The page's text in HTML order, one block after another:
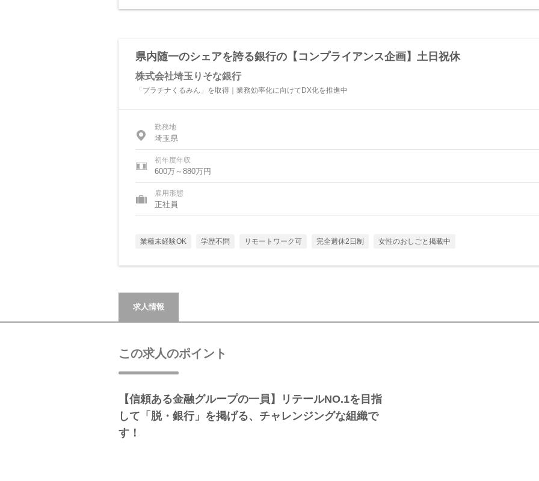
県内随一のシェアを誇る銀行の【コンプライアンス企画】土日祝休
株式会社埼玉りそな銀行
「プラチナくるみん」を取得｜業務効率化に向けてDX化を推進中
勤務地
埼玉県
初年度年収
600万～880万円
雇用形態
正社員
業種未経験OK 学歴不問 リモートワーク可 完全週休2日制 女性のおしごと掲載中
求人情報
この求人のポイント
【信頼ある金融グループの一員】リテールNO.1を目指
して「脱・銀行」を掲げる、チャレンジングな組織で
す！